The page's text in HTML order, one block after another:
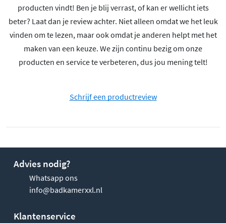
producten vindt! Ben je blij verrast, of kan er wellicht iets
beter? Laat dan je review achter. Niet alleen omdat we het leuk
vinden om te lezen, maar ook omdat je anderen helpt met het
maken van een keuze. We zijn continu bezig om onze
producten en service te verbeteren, dus jou mening telt!
Schrijf een productreview
Advies nodig?
Whatsapp ons
info@badkamerxxl.nl
Klantenservice